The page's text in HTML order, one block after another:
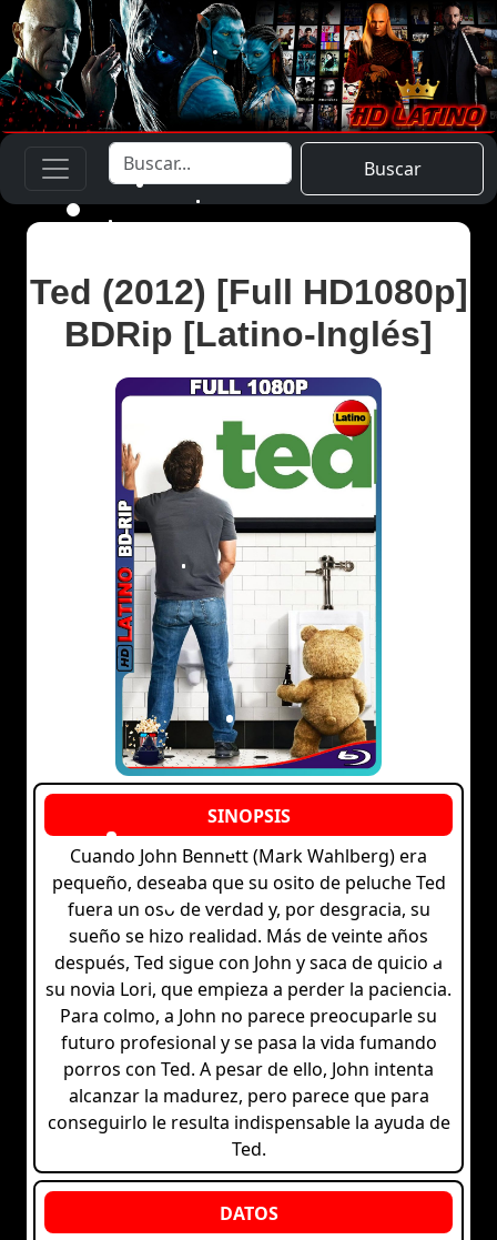
Buscar
Ted (2012) [Full HD1080p]
BDRip [Latino-Inglés]
Cuando John Bennett (Mark Wahlberg) era
pequeño, deseaba que su osito de peluche Ted
fuera un oso de verdad y, por desgracia, su
sueño se hizo realidad. Más de veinte años
después, Ted sigue con John y saca de quicio a
su novia Lori, que empieza a perder la paciencia.
Para colmo, a John no parece preocuparle su
futuro profesional y se pasa la vida fumando
porros con Ted. A pesar de ello, John intenta
alcanzar la madurez, pero parece que para
conseguirlo le resulta indispensable la ayuda de
Ted.